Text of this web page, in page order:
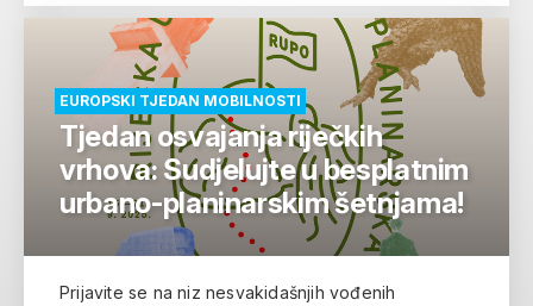
EUROPSKI TJEDAN MOBILNOSTI
Tjedan osvajanja riječkih
vrhova: Sudjelujte u besplatnim
urbano-planinarskim šetnjama!
Prijavite se na niz nesvakidašnjih vođenih